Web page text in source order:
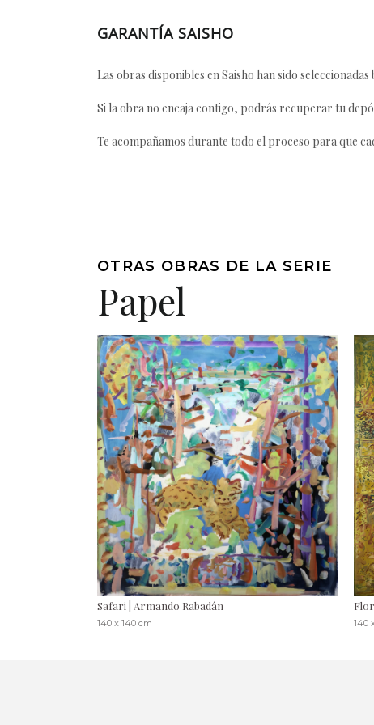
GARANTÍA SAISHO
Las obras disponibles en Saisho han sido
Si la obra no encaja contigo, podrás recuperar tu
Te acompañamos durante todo el proceso para que
OTRAS OBRAS DE LA SERIE
Papel
Safari | Armando Rabadán
140 x 140 cm 140